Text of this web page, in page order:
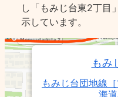
し「もみじ台東2丁目
示しています。
もみ
もみじ台団地線
海道